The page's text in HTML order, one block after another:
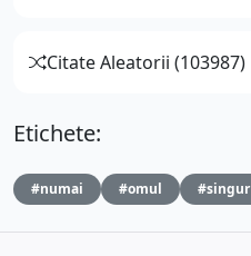
Citate Aleatorii (103987)
Etichete:
#numai #omul #singur